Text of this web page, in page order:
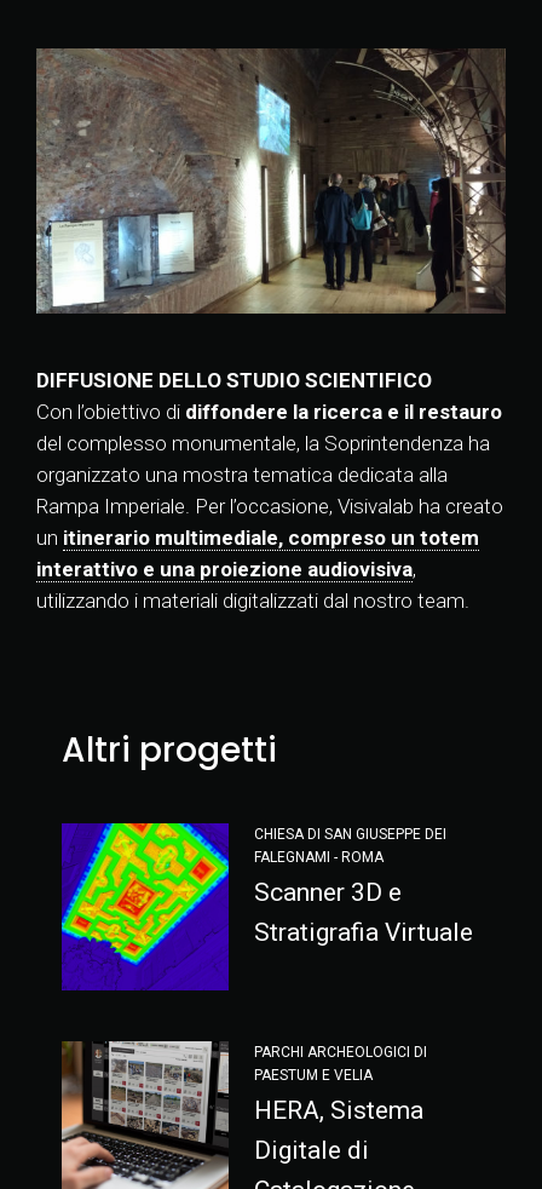
DIFFUSIONE DELLO STUDIO SCIENTIFICO
Con l’obiettivo di diffondere la ricerca e il restauro
del complesso monumentale, la Soprintendenza ha
organizzato una mostra tematica dedicata alla
Rampa Imperiale. Per l’occasione, Visivalab ha creato
un itinerario multimediale, compreso un totem
interattivo e una proiezione audiovisiva,
utilizzando i materiali digitalizzati dal nostro team.
Altri progetti
CHIESA DI SAN GIUSEPPE DEI
FALEGNAMI - ROMA
Scanner 3D e
Stratigrafia Virtuale
PARCHI ARCHEOLOGICI DI
PAESTUM E VELIA
HERA, Sistema
Digitale di